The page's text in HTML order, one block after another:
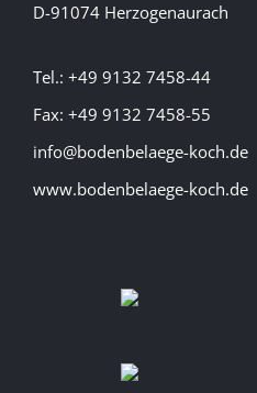
D-91074 Herzogenaurach
Tel.: +49 9132 7458-44
Fax: +49 9132 7458-55
info@bodenbelaege-koch.de
www.bodenbelaege-koch.de